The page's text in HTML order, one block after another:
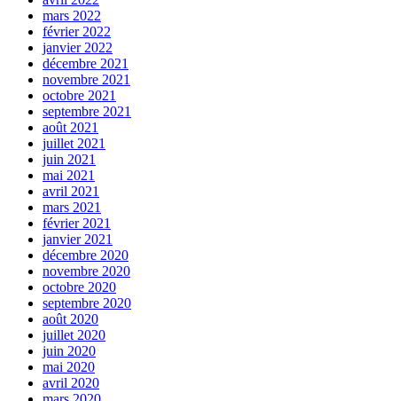
mars 2022
février 2022
janvier 2022
décembre 2021
novembre 2021
octobre 2021
septembre 2021
août 2021
juillet 2021
juin 2021
mai 2021
avril 2021
mars 2021
février 2021
janvier 2021
décembre 2020
novembre 2020
octobre 2020
septembre 2020
août 2020
juillet 2020
juin 2020
mai 2020
avril 2020